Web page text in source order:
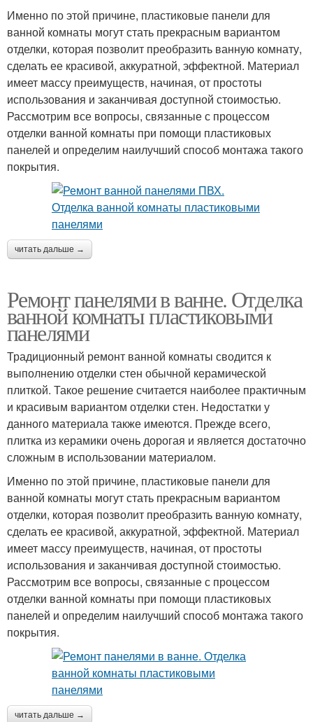
Именно по этой причине, пластиковые панели для
ванной комнаты могут стать прекрасным вариантом
отделки, которая позволит преобразить ванную комнату,
сделать ее красивой, аккуратной, эффектной. Материал
имеет массу преимуществ, начиная, от простоты
использования и заканчивая доступной стоимостью.
Рассмотрим все вопросы, связанные с процессом
отделки ванной комнаты при помощи пластиковых
панелей и определим наилучший способ монтажа такого
покрытия.
читать дальше →
Ремонт панелями в ванне. Отделка
ванной комнаты пластиковыми
панелями
Традиционный ремонт ванной комнаты сводится к
выполнению отделки стен обычной керамической
плиткой. Такое решение считается наиболее практичным
и красивым вариантом отделки стен. Недостатки у
данного материала также имеются. Прежде всего,
плитка из керамики очень дорогая и является достаточно
сложным в использовании материалом.
Именно по этой причине, пластиковые панели для
ванной комнаты могут стать прекрасным вариантом
отделки, которая позволит преобразить ванную комнату,
сделать ее красивой, аккуратной, эффектной. Материал
имеет массу преимуществ, начиная, от простоты
использования и заканчивая доступной стоимостью.
Рассмотрим все вопросы, связанные с процессом
отделки ванной комнаты при помощи пластиковых
панелей и определим наилучший способ монтажа такого
покрытия.
читать дальше →